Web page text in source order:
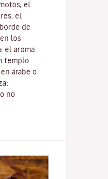
el
el
de
los
el aroma
templo
árabe o
no